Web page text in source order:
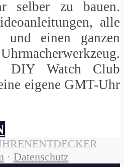
selber zu bauen.
alle
und einen ganzen
DIY Watch Club
eigene GMT-Uhr
· Datenschutz